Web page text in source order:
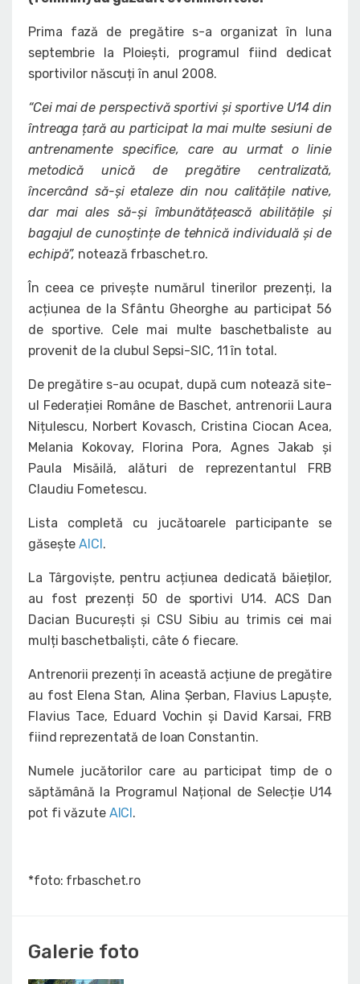
Prima fază de pregătire s-a organizat în luna
septembrie la Ploiești, programul fiind dedicat
sportivilor născuți în anul 2008.
“Cei mai de perspectivă sportivi și sportive U14 din
întreaga țară au participat la mai multe sesiuni de
antrenamente specifice, care au urmat o linie
metodică unică de pregătire centralizată,
încercând să-și etaleze din nou calitățile native,
dar mai ales să-și îmbunătățească abilitățile și
bagajul de cunoștințe de tehnică individuală și de
echipă”, notează frbaschet.ro.
În ceea ce privește numărul tinerilor prezenți, la
acțiunea de la Sfântu Gheorghe au participat 56
de sportive. Cele mai multe baschetbaliste au
provenit de la clubul Sepsi-SIC, 11 în total.
De pregătire s-au ocupat, după cum notează site-
ul Federației Române de Baschet, antrenorii Laura
Nițulescu, Norbert Kovasch, Cristina Ciocan Acea,
Melania Kokovay, Florina Pora, Agnes Jakab și
Paula Misăilă, alături de reprezentantul FRB
Claudiu Fometescu.
Lista completă cu jucătoarele participante se
găseșteAICI.
La Târgoviște, pentru acțiunea dedicată băieților,
au fost prezenți 50 de sportivi U14. ACS Dan
Dacian București și CSU Sibiu au trimis cei mai
mulți baschetbaliști, câte 6 fiecare.
Antrenorii prezenți în această acțiune de pregătire
au fost Elena Stan, Alina Șerban, Flavius Lapuște,
Flavius Tace, Eduard Vochin și David Karsai, FRB
fiind reprezentată de Ioan Constantin.
Numele jucătorilor care au participat timp de o
săptămână la Programul Național de Selecție U14
pot fi văzute AICI.
*foto: frbaschet.ro
Galerie foto